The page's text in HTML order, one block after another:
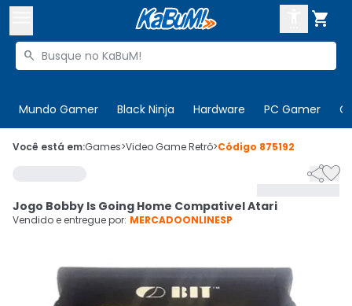

Buscar produtos

Mundo Gamer Black Ninja Hardware PC Gamer
 Olá. Acesse sua conta
Cupons
Ativar tradutor em libras
CADASTRE-SE
Você está em:Games>Video Game Retrô>Código 875192

Jogo Bobby Is Going Home Compativel Atari
Vendido e entregue por: MERCADOONLINESP